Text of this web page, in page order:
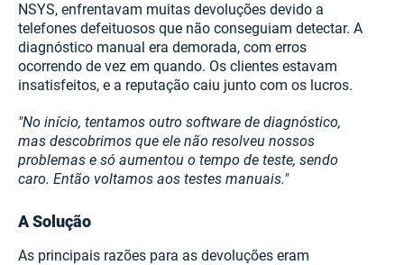
NSYS, enfrentavam muitas devoluções devido a
telefones defeituosos que não conseguiam detectar. A
diagnóstico manual era demorada, com erros
ocorrendo de vez em quando. Os clientes estavam
insatisfeitos, e a reputação caiu junto com os lucros.
"No início, tentamos outro software de diagnóstico,
mas descobrimos que ele não resolveu nossos
problemas e só aumentou o tempo de teste, sendo
caro. Então voltamos aos testes manuais."
A Solução
As principais razões para as devoluções eram